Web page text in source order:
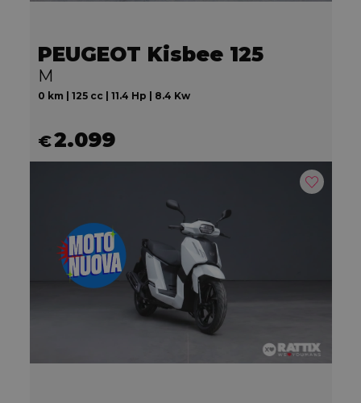
PEUGEOT Kisbee 125
M
0 km | 125 cc | 11.4 Hp | 8.4 Kw
€2.099